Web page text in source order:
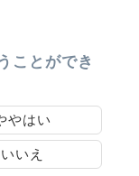
ことができ
やはい
いいえ